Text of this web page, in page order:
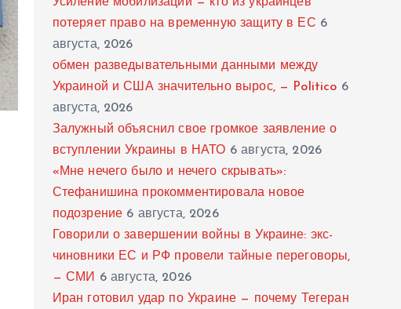
Усиление мобилизации — кто из украинцев
потеряет право на временную защиту в ЕС 6
августа, 2026
обмен разведывательными данными между
Украиной и США значительно вырос, — Politico 6
августа, 2026
Залужный объяснил свое громкое заявление о
вступлении Украины в НАТО 6 августа, 2026
«Мне нечего было и нечего скрывать»:
Стефанишина прокомментировала новое
подозрение 6 августа, 2026
Говорили о завершении войны в Украине: экс-
чиновники ЕС и РФ провели тайные переговоры,
— СМИ 6 августа, 2026
Иран готовил удар по Украине — почему Тегеран